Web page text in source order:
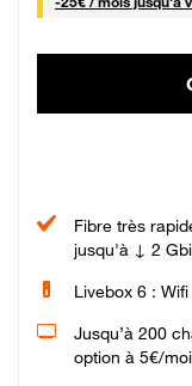
Fibre très
jusqu'à ↓ 2
Livebox 6 : Wifi
Jusqu’à 200
option à 5€/